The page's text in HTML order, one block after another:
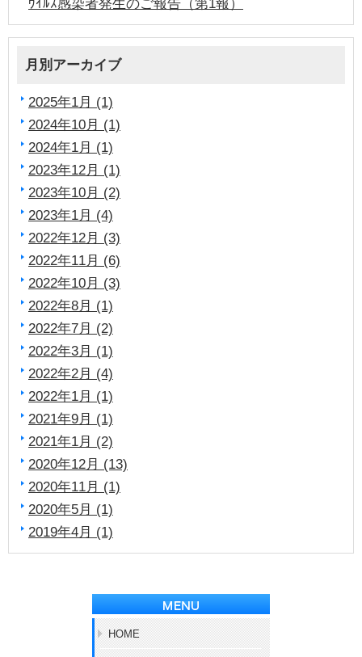
ｳｲﾙｽ感染者発生のご報告（第1報）
月別アーカイブ
2025年1月 (1)
2024年10月 (1)
2024年1月 (1)
2023年12月 (1)
2023年10月 (2)
2023年1月 (4)
2022年12月 (3)
2022年11月 (6)
2022年10月 (3)
2022年8月 (1)
2022年7月 (2)
2022年3月 (1)
2022年2月 (4)
2022年1月 (1)
2021年9月 (1)
2021年1月 (2)
2020年12月 (13)
2020年11月 (1)
2020年5月 (1)
2019年4月 (1)
HOME